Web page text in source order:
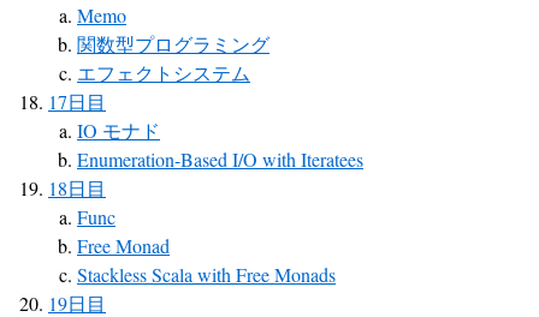
Memo
関数型プログラミング
エフェクトシステム
17日目
IO モナド
Enumeration-Based I/O with Iteratees
18日目
Func
Free Monad
Stackless Scala with Free Monads
19日目